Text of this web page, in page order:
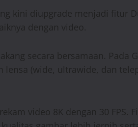
kini diupgrade menjadi fitur
dengan video.
secara bersamaan. Pada
(wide, ultrawide, dan
video 8K dengan 30 FPS.